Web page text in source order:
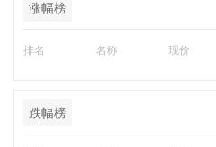
涨幅榜
排名 名称 现价
跌幅榜